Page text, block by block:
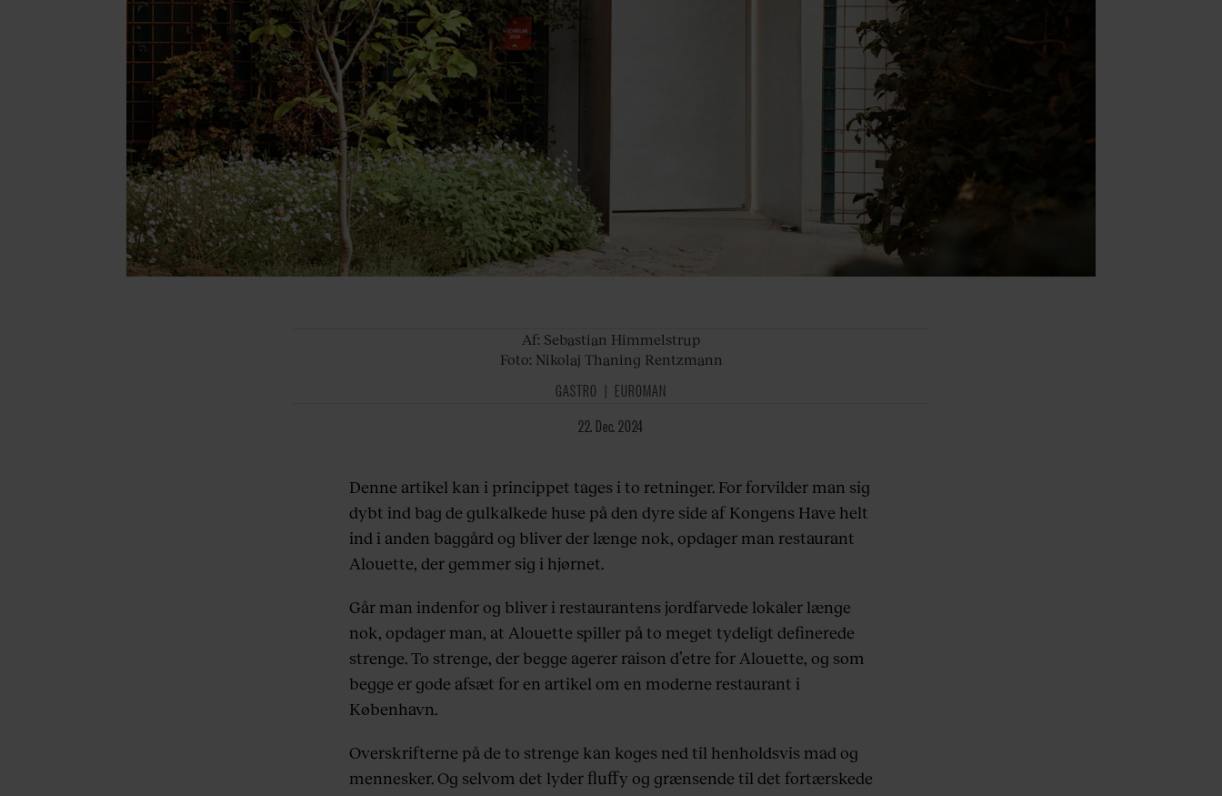
Af: Sebastian Himmelstrup
Foto: Nikolaj Thaning Rentzmann
GASTRO
EUROMAN
22. Dec. 2024
Denne artikel kan i princippet tages i to retninger. For forvilder man sig
dybt ind bag de gulkalkede huse på den dyre side af Kongens Have helt
ind i anden baggård og bliver der længe nok, opdager man restaurant
Alouette, der gemmer sig i hjørnet.
Går man indenfor og bliver i restaurantens jordfarvede lokaler længe
nok, opdager man, at Alouette spiller på to meget tydeligt definerede
strenge. To strenge, der begge agerer raison d’etre for Alouette, og som
begge er gode afsæt for en artikel om en moderne restaurant i
København.
Overskrifterne på de to strenge kan koges ned til henholdsvis mad og
mennesker. Og selvom det lyder fluffy og grænsende til det fortærskede